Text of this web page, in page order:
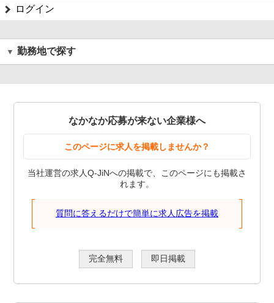
ログイン
勤務地で探す
なかなか応募が来ない企業様へ
このページに求人を掲載しませんか？
当社運営の求人Q-JiNへの掲載で、このページにも掲載さ
れます。
質問に答えるだけで簡単に求人広告を掲載
完全無料 即日掲載